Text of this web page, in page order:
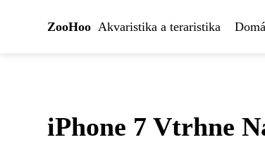
ZooHoo Akvaristika a teraristika
iPhone 7 Vtrhne